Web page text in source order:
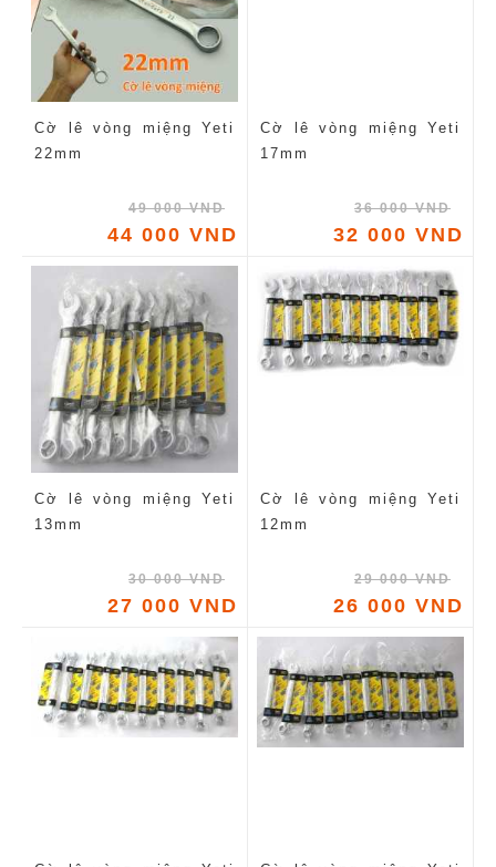
Cờ lê vòng miệng Yeti
22mm
49 000 VND
44 000 VND
Cờ lê vòng miệng Yeti
17mm
36 000 VND
32 000 VND
Cờ lê vòng miệng Yeti
13mm
30 000 VND
27 000 VND
Cờ lê vòng miệng Yeti
12mm
29 000 VND
26 000 VND